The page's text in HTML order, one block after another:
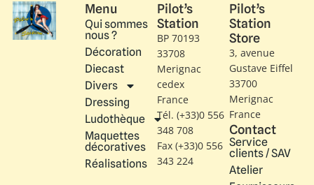
Menu
Qui sommes
nous ?
Décoration
Diecast
Divers
Dressing
Ludothèque
Maquettes
décoratives
Réalisations
Pilot’s
Station
BP 70193
33708
Merignac
cedex
France
Tél. (+33)0 556
348 708
Fax (+33)0 556
343 224
Pilot’s
Station
Store
3, avenue
Gustave Eiffel​
33700
Merignac
France
Contact
Service
clients / SAV
Atelier